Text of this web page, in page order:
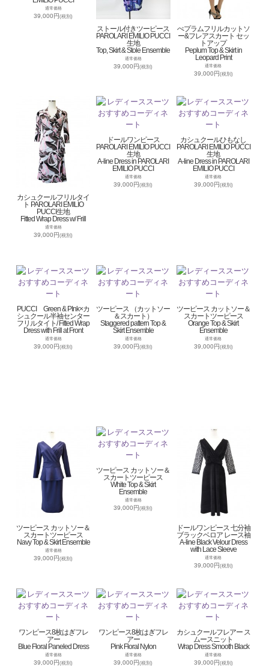
通常価格
39,000円(税別)
ストール付きツーピース
PAROLARI EMILIO PUCCI
生地
Top, Skirt & Stole Ensemble
通常価格
39,000円(税別)
ぺプラムフリルカットソ
ー&フレアスカート セッ
トアップ
Peplum Top & Skirt in
Leopard Print
通常価格
39,000円(税別)
カシュクールフリルタイ
ト PAROLARI EMILIO
PUCCI生地
Fitted Wrap Dress w/ Frill
通常価格
39,000円(税別)
ドールワンピース
PAROLARI EMILIO PUCCI
生地
A-line Dress in PAROLARI
EMILIO PUCCI
通常価格
39,000円(税別)
カシュクールひもなし
PAROLARI EMILIO PUCCI
生地
A-line Dress in PAROLARI
EMILIO PUCCI
通常価格
39,000円(税別)
PUCCI Green & PInk×カ
シュクール半袖センター
フリルタイト/ Fitted Wrap
Dress with Frill at Front
通常価格
39,000円(税別)
ツーピース （カットソー
＆スカート）
Staggered pattern Top &
Skirt Ensemble
通常価格
39,000円(税別)
ツーピース カットソー＆
スカートツーピース
Orange Top & Skirt
Ensemble
通常価格
39,000円(税別)
ツーピース カットソー＆
スカートツーピース
Navy Top & Skirt Ensemble
通常価格
39,000円(税別)
ツーピース カットソー＆
スカートツーピース
White Top & Skirt
Ensemble
通常価格
39,000円(税別)
ドールワンピース 七分袖
ブラックベロア レース袖
A-line Black Velour Dress
with Lace Sleeve
通常価格
39,000円 (税別)
ワンピース8枚はぎフレ
アー
Blue Floral Paneled Dress
通常価格
39,000円(税別)
ワンピース8枚はぎフレ
アー
Pink Floral Nylon
通常価格
39,000円(税別)
カシュクールフレアー ス
ムースニット
Wrap Dress Smooth Black
通常価格
39,000円(税別)